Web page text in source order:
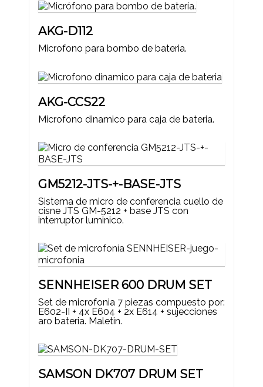
AKG-D112
Microfono para bombo de bateria.
AKG-CCS22
Microfono dinamico para caja de bateria.
GM5212-JTS-+-BASE-JTS
Sistema de micro de conferencia cuello de
cisne JTS GM-5212 + base JTS con
interruptor luminico.
SENNHEISER 600 DRUM SET
Set de microfonia 7 piezas compuesto por:
E602-II + 4x E604 + 2x E614 + sujecciones
aro bateria. Maletin.
SAMSON DK707 DRUM SET